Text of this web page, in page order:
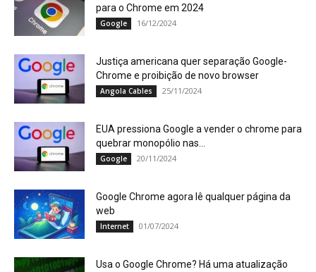
para o Chrome em 2024
Google 16/12/2024
Justiça americana quer separação Google-
Chrome e proibição de novo browser
Angola Cables 25/11/2024
EUA pressiona Google a vender o chrome para
quebrar monopólio nas...
Google 20/11/2024
Google Chrome agora lê qualquer página da
web
Internet 01/07/2024
Usa o Google Chrome? Há uma atualização